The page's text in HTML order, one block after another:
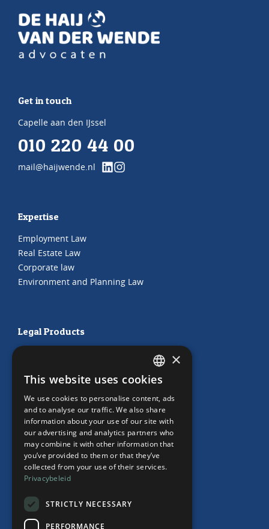
Get in touch
Capelle aan den IJssel
010 220 44 00
mail@haijwende.nl
Expertise
Employment Law
Real Estate Law
Corporate law
Environment and Planning Law
Legal Products
"Working from home" Contract
"Working from home" Contract
Our Office
Team
News
Events
Contact
DUTCH
ENGLISH
×
This website uses cookies
We use cookies to personalise content, ads
and to analyse our traffic. We also share
information about your use of our site with
our advertising and analytics partners who
may combine it with other information that
you’ve provided to them or that they’ve
collected from your use of their services.
Privacybeleid
STRICTLY NECESSARY
PERFORMANCE